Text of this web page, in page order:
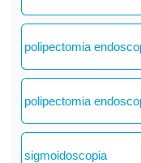
polipectomia
polipectomia
sigmoidoscopia